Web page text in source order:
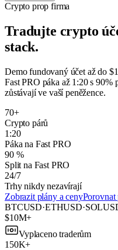
Crypto prop firma
Tradujte crypto
stack.
Demo fundovaný účet až do
Fast PRO páka až 1:20 s 90%
zůstávají ve vaší peněžence.
70+
Crypto párů
1:20
Páka na Fast PRO
90 %
Split na Fast PRO
24/7
Trhy nikdy nezavírají
Zobrazit plány a cenyPorovnat
BTCUSD·ETHUSD·
$10M+
Vyplaceno traderům
150K+